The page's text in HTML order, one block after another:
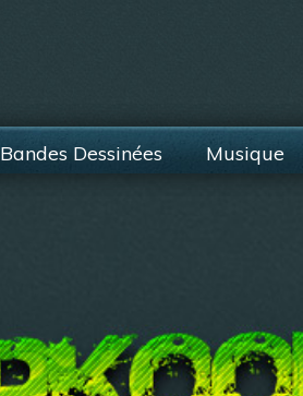
Bandes Dessinées Musique